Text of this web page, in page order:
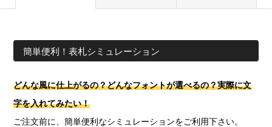
簡単便利！表札シミュレーション
どんな風に仕上がるの？どんなフォントが選べるの？実際に文
字を入れてみたい！
ご注文前に、簡単便利なシミュレーションをご利用下さい。